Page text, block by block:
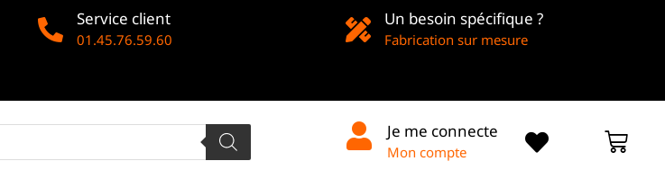
Service client
01.45.76.59.60
Un besoin spécifique ?
Fabrication sur mesure
Je me connecte
Mon compte